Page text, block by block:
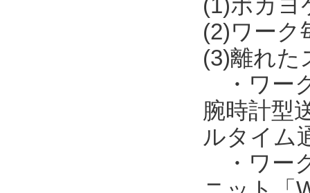
(1)ポカヨ
(2)ワーク
(3)離れた
・ワー
腕時計型
ルタイム
・ワー